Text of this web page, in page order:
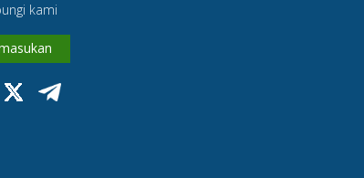
kami